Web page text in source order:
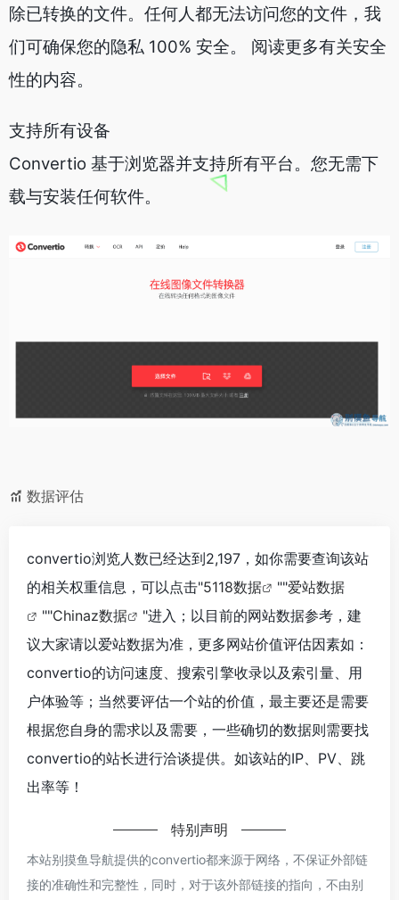
除已转换的文件。任何人都无法访问您的文件，我
们可确保您的隐私 100% 安全。 阅读更多有关安全
性的内容。
支持所有设备
Convertio 基于浏览器并支持所有平台。您无需下
载与安装任何软件。
数据评估
convertio浏览人数已经达到2,197，如你需要查询该站
的相关权重信息，可以点击"5118数据 ""爱站数据
""Chinaz数据
"进入；以目前的网站数据参考，建
议大家请以爱站数据为准，更多网站价值评估因素如：
convertio的访问速度、搜索引擎收录以及索引量、用
户体验等；当然要评估一个站的价值，最主要还是需要
根据您自身的需求以及需要，一些确切的数据则需要找
convertio的站长进行洽谈提供。如该站的IP、PV、跳
出率等！
特别声明
本站别摸鱼导航提供的convertio都来源于网络，不保证外部链
接的准确性和完整性，同时，对于该外部链接的指向，不由别